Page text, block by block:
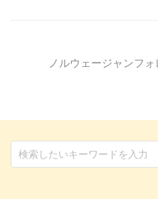
ノルウェージャンフ